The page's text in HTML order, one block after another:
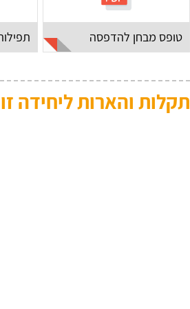
טופס מבחן להדפסה
תקלות והארות ליחידה